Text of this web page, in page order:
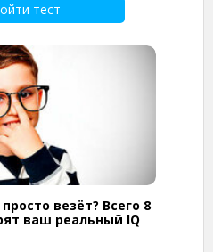
тест
везёт? Всего 8
ваш реальный IQ